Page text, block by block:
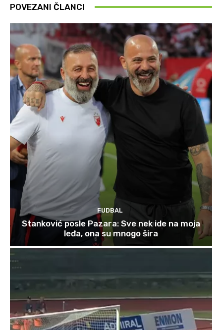
POVEZANI ČLANCI
FUDBAL
Stanković posle Pazara: Sve nek ide na moja
leđa, ona su mnogo šira